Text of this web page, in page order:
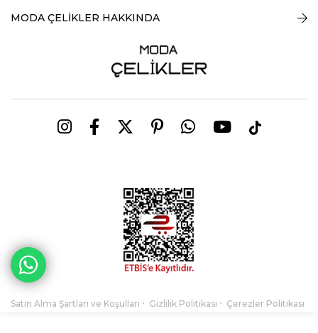
MODA ÇELİKLER HAKKINDA
Satın Alma Şartları ve Koşulları Gizlilik Politikası Çerezler Politikası